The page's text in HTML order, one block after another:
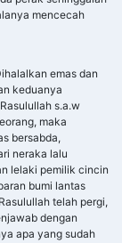
dengan
apa yang sudah
boleh memakai
syarat
analogi cincin ini,
emas putih)
benada tersebut
Mudhor: